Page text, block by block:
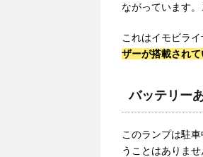
ながっています
これはイモビラ
ザーが搭載されて
バッテリー
このランプは駐
うことはありま